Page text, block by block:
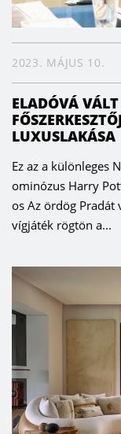
2023. MÁJUS 10.
ELADÓVÁ
LUXUSLAKÁSA
Ez az a különleges
ominózus Harry
os Az ördög Pradát
vígjáték rögtön a...